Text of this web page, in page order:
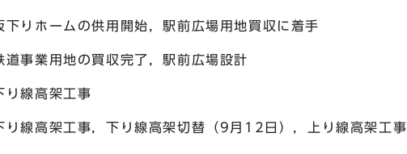
りホームの供用開始，駅前広場用地買収に着手
事業用地の買収完了，駅前広場設計
線高架工事
線高架工事，下り線高架切替（9月12日），上り線高架工事